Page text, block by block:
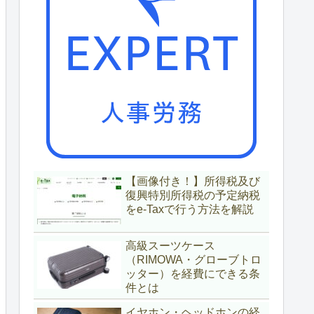
【画像付き！】所得税及び
復興特別所得税の予定納税
をe-Taxで行う方法を解説
高級スーツケース
（RIMOWA・グローブトロ
ッター）を経費にできる条
件とは